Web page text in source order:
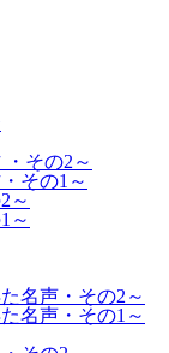
その2～
その1～
～
～
名声・その2～
名声・その1～